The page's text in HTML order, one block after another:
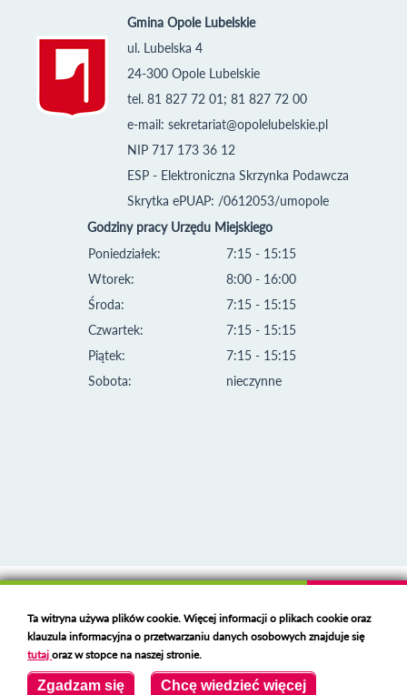
Gmina Opole Lubelskie
ul. Lubelska 4
24-300 Opole Lubelskie
tel. 81 827 72 01; 81 827 72 00
e-mail: sekretariat@opolelubelskie.pl
NIP 717 173 36 12
ESP - Elektroniczna Skrzynka Podawcza
Skrytka ePUAP: /0612053/umopole
Godziny pracy Urzędu Miejskiego
Poniedziałek:
Wtorek:
Środa:
Czwartek:
Piątek:
Sobota:
7:15 - 15:15
8:00 - 16:00
7:15 - 15:15
7:15 - 15:15
7:15 - 15:15
nieczynne
Deklaracja dostępności
Polski serwer RBLhttps://polspam.pl/
Copyright 2023 Urząd Miejski w Opolu Lubelskim
Created byVOBACOM Odnośnik otworzy się w nowym oknie
Ta witryna używa plików cookie. Więcej informacji o plikach cookie oraz
klauzula informacyjna o przetwarzaniu danych osobowych znajduje się
tutajoraz w stopce na naszej stronie.
Zgadzam się Chcę wiedzieć więcej